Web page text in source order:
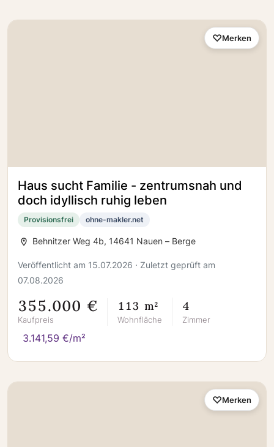
Haus sucht Familie - zentrumsnah und
doch idyllisch ruhig leben
Provisionsfrei ohne-makler.net
Behnitzer Weg 4b, 14641 Nauen – Berge
Veröffentlicht am 15.07.2026 · Zuletzt geprüft am
07.08.2026
355.000 €
Kaufpreis
113 m²
Wohnfläche
4
Zimmer
3.141,59 €/m²
Merken
Merken